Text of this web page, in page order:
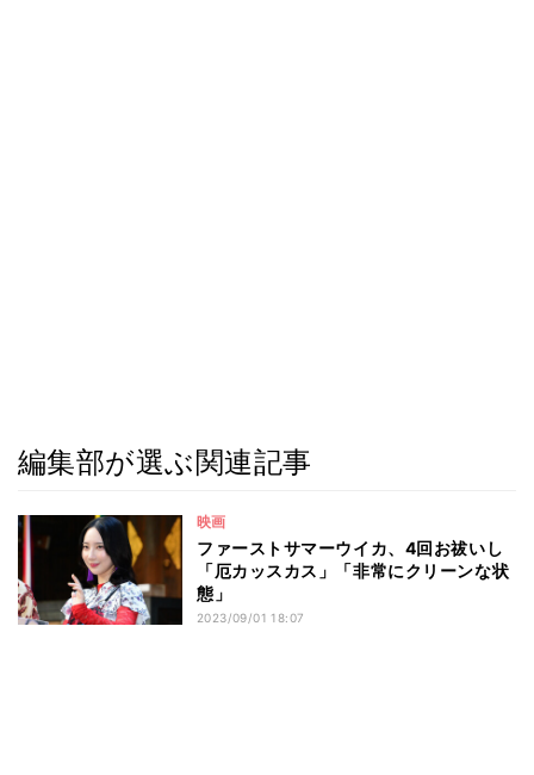
編集部が選ぶ関連記事
映画
ファーストサマーウイカ、4回お祓いし
「厄カッスカス」「非常にクリーンな状
態」
2023/09/01 18:07